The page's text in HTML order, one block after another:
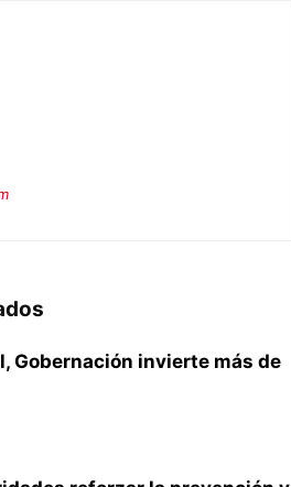
Gobernación invierte más de